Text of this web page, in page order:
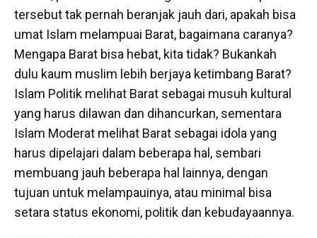
tersebut tak pernah beranjak jauh dari, apakah bisa
umat Islam melampuai Barat, bagaimana caranya?
Mengapa Barat bisa hebat, kita tidak? Bukankah
dulu kaum muslim lebih berjaya ketimbang Barat?
Islam Politik melihat Barat sebagai musuh kultural
yang harus dilawan dan dihancurkan, sementara
Islam Moderat melihat Barat sebagai idola yang
harus dipelajari dalam beberapa hal, sembari
membuang jauh beberapa hal lainnya, dengan
tujuan untuk melampauinya, atau minimal bisa
setara status ekonomi, politik dan kebudayaannya.